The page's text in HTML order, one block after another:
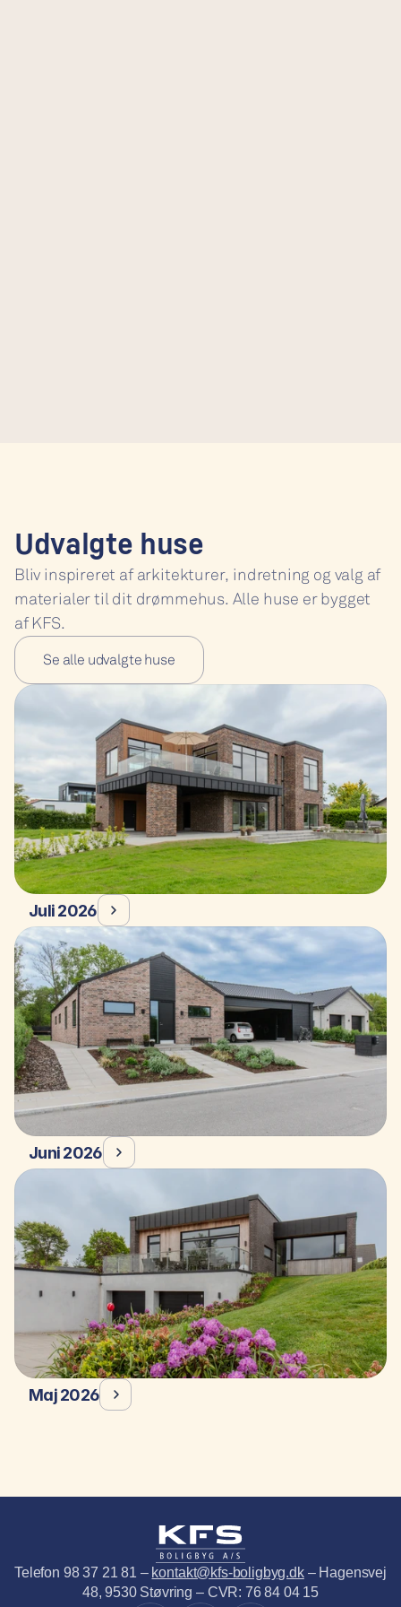
Udvalgte huse
Bliv inspireret af arkitekturer, indretning og valg af
materialer til dit drømmehus. Alle huse er bygget
af KFS.
Se alle udvalgte huse
Juli 2026
Juni 2026
Maj 2026
Telefon 98 37 21 81 – kontakt@kfs-boligbyg.dk – Hagensvej
48, 9530 Støvring – CVR: 76 84 04 15